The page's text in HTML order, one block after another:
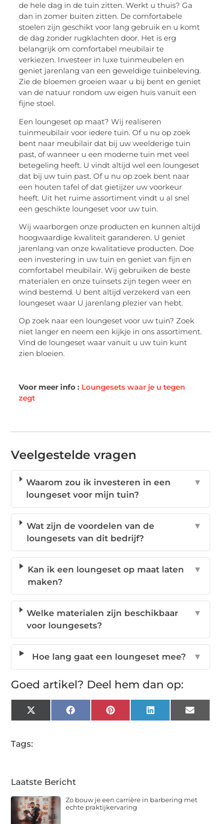
de hele dag in de tuin zitten. Werkt u thuis? Ga
dan in zomer buiten zitten. De comfortabele
stoelen zijn geschikt voor lang gebruik en u komt
de dag zonder rugklachten door. Het is erg
belangrijk om comfortabel meubilair te
verkiezen. Investeer in luxe tuinmeubelen en
geniet jarenlang van een geweldige tuinbeleving.
Zie de bloemen groeien waar u bij bent en geniet
van de natuur rondom uw eigen huis vanuit een
fijne stoel.
Een loungeset op maat? Wij realiseren
tuinmeubilair voor iedere tuin. Of u nu op zoek
bent naar meubilair dat bij uw weelderige tuin
past, of wanneer u een moderne tuin met veel
betegeling heeft. U vindt altijd wel een loungeset
dat bij uw tuin past. Of u nu op zoek bent naar
een houten tafel of dat gietijzer uw voorkeur
heeft. Uit het ruime assortiment vindt u al snel
een geschikte loungeset voor uw tuin.
Wij waarborgen onze producten en kunnen altijd
hoogwaardige kwaliteit garanderen. U geniet
jarenlang van onze kwalitatieve producten. Doe
een investering in uw tuin en geniet van fijn en
comfortabel meubilair. Wij gebruiken de beste
materialen en onze tuinsets zijn tegen weer en
wind bestemd. U bent altijd verzekerd van een
loungeset waar U jarenlang plezier van hebt.
Op zoek naar een loungeset voor uw tuin? Zoek
niet langer en neem een kijkje in ons assortiment.
Vind de loungeset waar vanuit u uw tuin kunt
zien bloeien.
Voor meer info : Loungesets waar je u tegen
zegt
Veelgestelde vragen
Waarom zou ik investeren in een
loungeset voor mijn tuin?
▼
Wat zijn de voordelen van de
loungesets van dit bedrijf?
▼
Kan ik een loungeset op maat laten
maken?
▼
Welke materialen zijn beschikbaar
voor loungesets?
▼
Hoe lang gaat een loungeset mee? ▼
Goed artikel? Deel hem dan op:
X
(Twitter)
FacebookPinterestLinkedInEmail
Tags:
Laatste Bericht
Zo bouw je een carrière in barbering met
echte praktijkervaring